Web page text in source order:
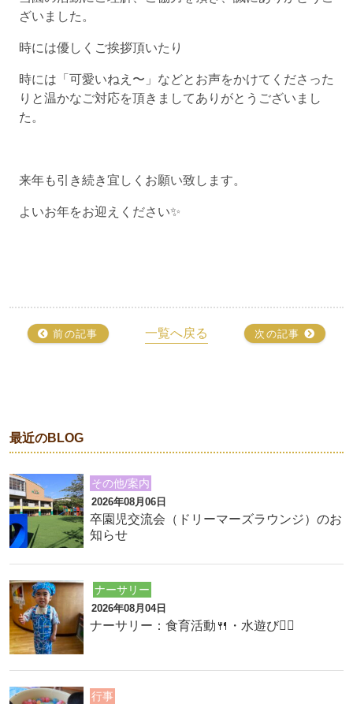
ざいました。
時には優しくご挨拶頂いたり
時には「可愛いねえ〜」などとお声をかけてくださった
りと温かなご対応を頂きましてありがとうございまし
た。
来年も引き続き宜しくお願い致します。
よいお年をお迎えください✨
前の記事 一覧へ戻る 次の記事
最近のBLOG
その他/案内
2026年08月06日
卒園児交流会（ドリーマーズラウンジ）のお
知らせ
ナーサリー
2026年08月04日
ナーサリー：食育活動🍴・水遊び🏊‍♂️
行事